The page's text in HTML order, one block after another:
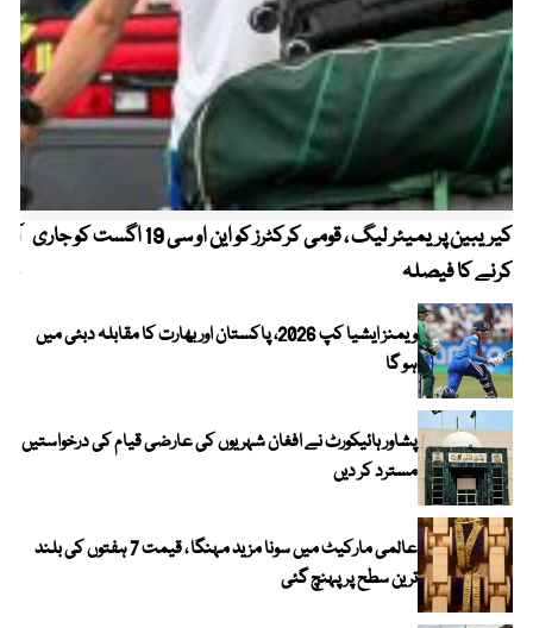
کیریبین پریمیئر لیگ ، قومی کرکٹرز کو این او سی 19 اگست کو جاری
کرنے کا فیصلہ
ویمنز ایشیا کپ 2026، پاکستان اور بھارت کا مقابلہ دبئی میں
ہو گا
پشاور ہائیکورٹ نے افغان شہریوں کی عارضی قیام کی درخواستیں
مسترد کر دیں
عالمی مارکیٹ میں سونا مزید مہنگا ، قیمت 7 ہفتوں کی بلند
ترین سطح پر پہنچ گئی